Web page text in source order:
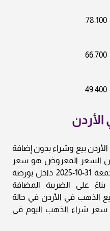
78.100
66.700
49.400
بيع وشراء بدون إضافة
أن السعر المعروض هو سعر
جرام الذهب اليوم في الأردن الجمعة 31-10-2025 داخل بورصة
على الضريبة المضافة
الذهب في الأردن في حالة
سعر شراء الذهب اليوم في